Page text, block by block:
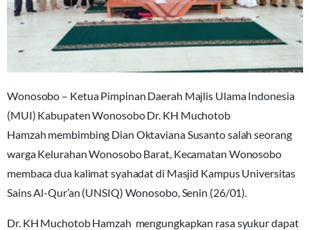
Wonosobo – Ketua Pimpinan Daerah Majlis Ulama Indonesia
(MUI) Kabupaten Wonosobo Dr. KH Muchotob
Hamzah membimbing Dian Oktaviana Susanto salah seorang
warga Kelurahan Wonosobo Barat, Kecamatan Wonosobo
membaca dua kalimat syahadat di Masjid Kampus Universitas
Sains Al-Qur’an (UNSIQ) Wonosobo, Senin (26/01).
Dr. KH Muchotob Hamzah mengungkapkan rasa syukur dapat